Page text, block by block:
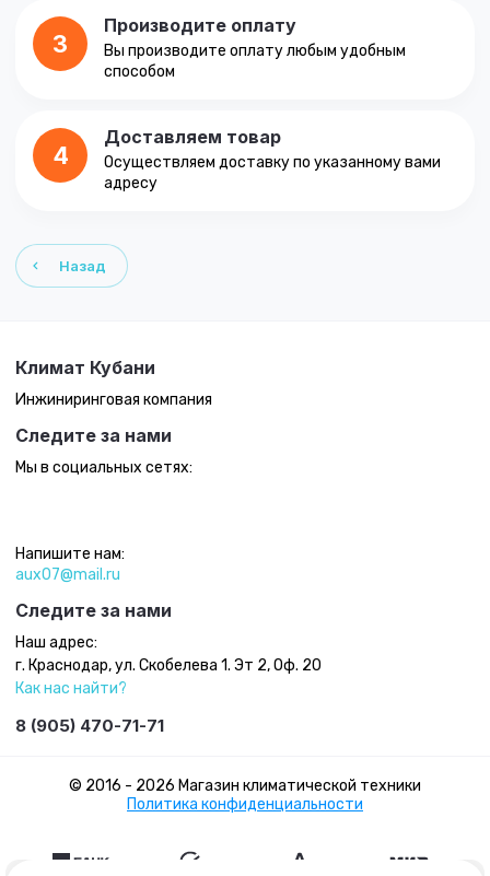
3
Производите оплату
Вы производите оплату любым удобным
способом
4
Доставляем товар
Осуществляем доставку по указанному вами
адресу
Назад
Климат Кубани
Инжиниринговая компания
Следите за нами
Мы в социальных сетях:
Напишите нам:
aux07@mail.ru
Следите за нами
Наш адрес:
г. Краснодар, ул. Скобелева 1. Эт 2, Оф. 20
Как нас найти?
8 (905) 470-71-71
© 2016 - 2026 Магазин климатической техники
Политика конфиденциальности